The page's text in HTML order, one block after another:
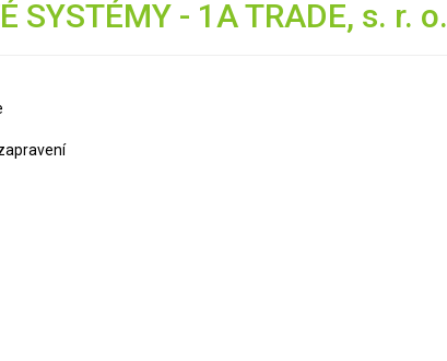
SYSTÉMY - 1A TRADE, s. r. o.